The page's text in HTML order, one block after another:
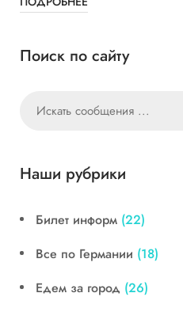
Поиск по сайту
Наши рубрики
Билет информ (22)
Все по Германии (18)
Едем за город (26)